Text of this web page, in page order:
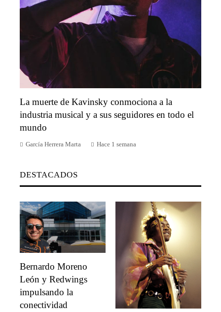
La muerte de Kavinsky conmociona a la
industria musical y a sus seguidores en todo el
mundo
García Herrera Marta Hace 1 semana
DESTACADOS
Bernardo Moreno
León y Redwings
impulsando la
conectividad